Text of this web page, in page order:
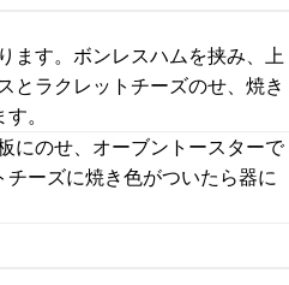
ます。ボンレスハムを挟み、上
とラクレットチーズのせ、焼き
。
にのせ、オーブントースターで
ーズに焼き色がついたら器に